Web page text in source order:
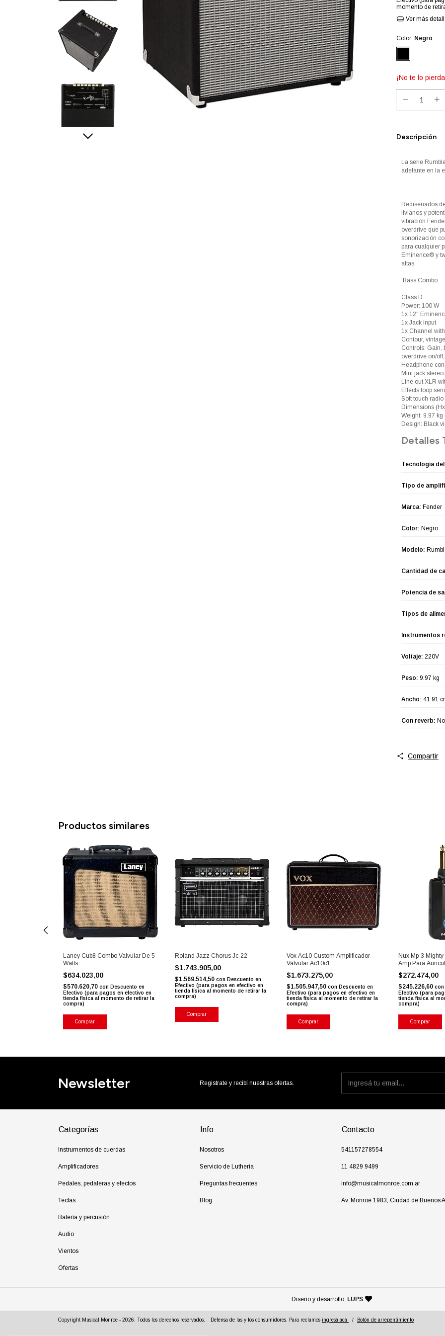
momento de
Ver más
Color: Negro
¡No te lo
Descripción
La serie
adelante en la
Rediseñados
livianos y
vibración
overdrive que
sonorización
para cualquier
Eminence® y
altas.
Bass Combo
Class D
Power: 100 W
1x 12"
1x Jack input
1x Channel
Contour,
Controls: Gain,
overdrive on/
Headphone
Mini jack stereo
Line out XLR
Effects loop
Soft touch
Dimensions
Weight: 9.97 kg
Design: Black
Detalles
Tecnología
Tipo de
Marca: Fender
Color: Negro
Modelo:
Cantidad de
Potencia de
Tipos de
Instrumentos
Voltaje: 220V
Peso: 9.97 kg
Ancho: 41.91
Con reverb: No
Compartir
Productos similares
Laney Cub8 Combo Valvular De 5
Watts
$634.023,00
$570.620,70 con Descuento en
Efectivo (para pagos en efectivo en
tienda física al momento de retirar la
compra)
Comprar
Roland Jazz Chorus Jc-22
$1.743.905,00
$1.569.514,50 con Descuento en
Efectivo (para pagos en efectivo en
tienda física al momento de retirar la
compra)
Comprar
Vox Ac10 Custom Amplificador
Valvular Ac10c1
$1.673.275,00
$1.505.947,50 con Descuento en
Efectivo (para pagos en efectivo en
tienda física al momento de retirar la
compra)
Comprar
Nux Mp-3
Amp Para
$272.474,00
$245.226,60 con
Efectivo (para
tienda física al
compra)
Comprar
Newsletter Registrate y recibí nuestras ofertas.
Categorías
Instrumentos de cuerdas
Amplificadores
Pedales, pedaleras y efectos
Teclas
Batería y percusión
Audio
Vientos
Ofertas
Info
Nosotros
Servicio de Lutheria
Preguntas frecuentes
Blog
Contacto
541157278554
11 4829 9499
info@musicalmonroe.com.ar
Av. Monroe 1983, Ciudad de Buenos
Diseño y desarrollo: LUPS — agencia de diseño y
Copyright Musical Monroe - 2026. Todos los derechos reservados. Defensa de las y los consumidores. Para reclamos ingresá acá. / Botón de arrepentimiento